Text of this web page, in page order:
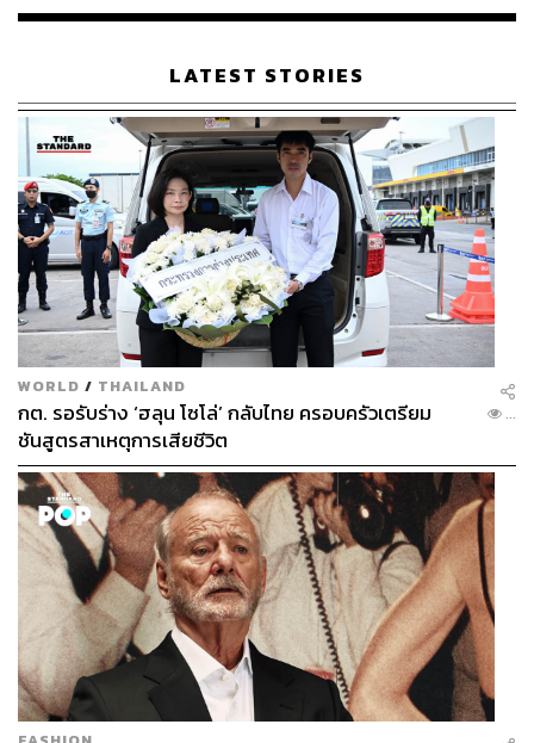
เรือนไทยที่ถูกซุกไว้
LATEST STORIES
WORLD / THAILAND
กต. รอรับร่าง ‘ฮลุน โซโล่’ กลับไทย ครอบครัวเตรียม
ชันสูตรสาเหตุการเสียชีวิต
...